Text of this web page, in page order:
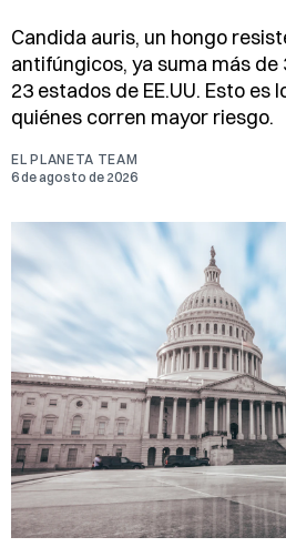
Candida auris, un hongo
antifúngicos, ya suma más de
23 estados de EE.UU. Esto es
quiénes corren mayor riesgo.
EL PLANETA TEAM
6 de agosto de 2026